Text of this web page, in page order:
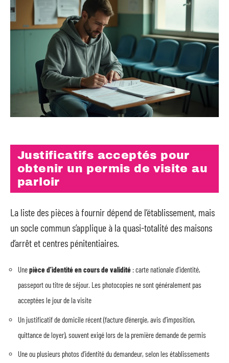
Justificatifs acceptés pour
obtenir un permis de visite au
parloir
La liste des pièces à fournir dépend de l’établissement, mais
un socle commun s’applique à la quasi-totalité des maisons
d’arrêt et centres pénitentiaires.
Unepièce d’identité en cours de validité : carte nationale d’identité,
passeport ou titre de séjour. Les photocopies ne sont généralement pas
acceptées le jour de la visite
Un justificatif de domicile récent (facture d’énergie, avis d’imposition,
quittance de loyer), souvent exigé lors de la première demande de permis
Une ou plusieurs photos d’identité du demandeur, selon les établissements